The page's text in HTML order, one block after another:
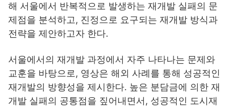
해 서울에서 반복적으로 발생하는 재개발 실패의 문
제점을 분석하고, 진정으로 요구되는 재개발 방식과
전략을 제안하고자 한다.
서울에서의 재개발 과정에서 자주 나타나는 문제와
교훈을 바탕으로, 영상은 해외 사례를 통해 성공적인
재개발의 방향성을 제시한다. 높은 분담금에 의한 재
개발 실패의 공통점을 짚어내면서, 성공적인 도시재